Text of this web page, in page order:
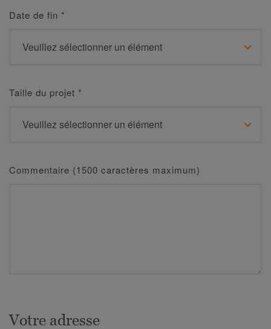
Date de fin *
Taille du projet *
Commentaire (1500 caractères maximum)
Votre adresse